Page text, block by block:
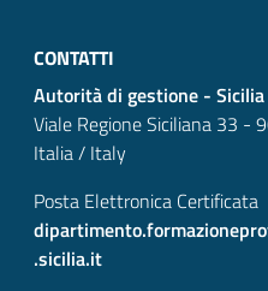
CONTATTI
Autorità di gestione - Sicilia
Viale Regione Siciliana 33 -
Italia / Italy
Posta Elettronica Certificata
.sicilia.it